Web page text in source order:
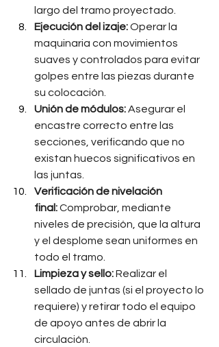
largo del tramo proyectado.
Ejecución del izaje: Operar la
maquinaria con movimientos
suaves y controlados para evitar
golpes entre las piezas durante
su colocación.
Unión de módulos: Asegurar el
encastre correcto entre las
secciones, verificando que no
existan huecos significativos en
las juntas.
Verificación de nivelación
final: Comprobar, mediante
niveles de precisión, que la altura
y el desplome sean uniformes en
todo el tramo.
Limpieza y sello: Realizar el
sellado de juntas (si el proyecto lo
requiere) y retirar todo el equipo
de apoyo antes de abrir la
circulación.